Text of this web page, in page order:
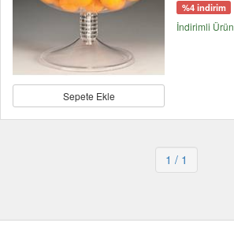
Sepete Ekle
%4 indirim
İndirimli Ürün
1 / 1